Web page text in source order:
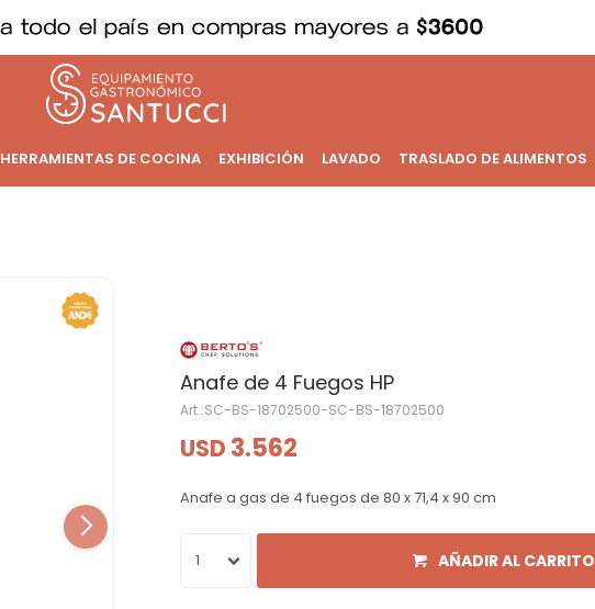
HERRAMIENTAS DE COCINA EXHIBICIÓN LAVADO TRASLADO DE ALIMENTOS
Anafe de 4 Fuegos HP
SC-BS-18702500-SC-BS-18702500
USD 3.562
Anafe a gas de 4 fuegos de 80 x 71,4 x 90 cm
1 AÑADIR AL CARRITO